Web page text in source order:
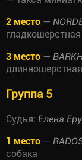
2 место —
гладкошерстная
3 место —
длинношерстная
Группа 5
Судья: Елена
1 место —
собака